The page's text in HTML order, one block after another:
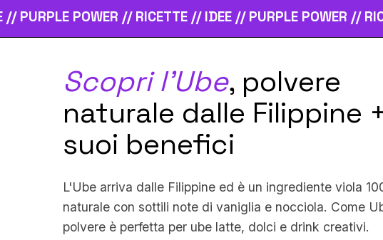
// RICETTE // IDEE // PURPLE POWER // RICETTE //
Scopri l'Ube, polvere
naturale dalle Filippine
suoi benefici
L'Ube arriva dalle Filippine ed è un ingrediente viola
naturale con sottili note di vaniglia e nocciola. Come
polvere è perfetta per ube latte, dolci e drink creativi.